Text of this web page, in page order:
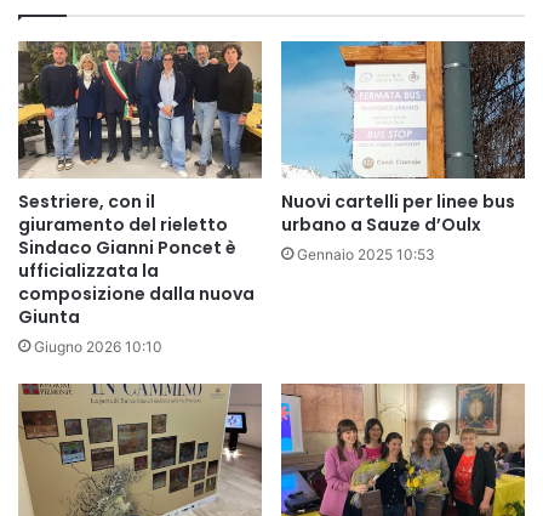
Sestriere, con il
giuramento del rieletto
Sindaco Gianni Poncet è
ufficializzata la
composizione dalla nuova
Giunta
Giugno 2026 10:10
Nuovi cartelli per linee bus
urbano a Sauze d’Oulx
Gennaio 2025 10:53